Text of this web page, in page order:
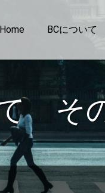
Home BCについて
て そ